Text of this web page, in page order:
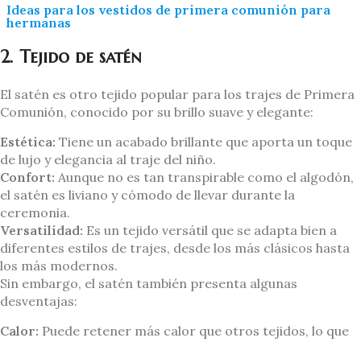
Ideas para los vestidos de primera comunión para
hermanas
2. Tejido de satén
El satén es otro tejido popular para los trajes de Primera
Comunión, conocido por su brillo suave y elegante:
Estética: Tiene un acabado brillante que aporta un toque
de lujo y elegancia al traje del niño.
Confort: Aunque no es tan transpirable como el algodón,
el satén es liviano y cómodo de llevar durante la
ceremonia.
Versatilidad: Es un tejido versátil que se adapta bien a
diferentes estilos de trajes, desde los más clásicos hasta
los más modernos.
Sin embargo, el satén también presenta algunas
desventajas:
Calor: Puede retener más calor que otros tejidos, lo que